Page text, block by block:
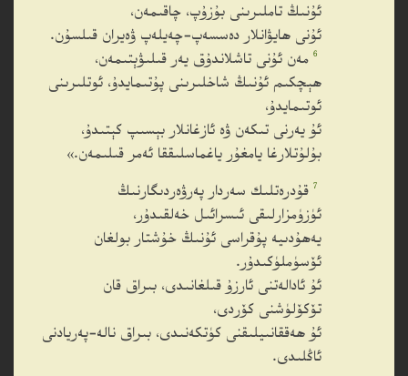
ئۇنىڭ تاملىرىنى بۇزۇپ، چاقىمەن،
ئۇنى ھايۋانلار دەسسەپ-چەيلەپ ۋەيران قىلسۇن.
6 مەن ئۇنى تاشلاندۇق يەر قىلىۋېتىمەن،
ھېچكىم ئۇنىڭ شاخلىرىنى پۇتىمايدۇ، ئوتلىرىنى
ئوتىمايدۇ،
ئۇ يەرنى تىكەن ۋە ئازغانلار بېسىپ كېتىدۇ،
بۇلۇتلارغا يامغۇر ياغماسلىققا ئەمر قىلىمەن.»
7 قۇدرەتلىك سەردار پەرۋەردىگارنىڭ
ئۈزۈمزارلىقى ئىسرائىل خەلقىدۇر،
يەھۇدىيە پۇقراسى ئۇنىڭ خۇشتار بولغان
ئۆسۈملۈكىدۇر.
ئۇ ئادالەتنى ئارزۇ قىلغانىدى، بىراق قان
تۆكۆلۈشنى كۆردى،
ئۇ ھەققانىيلىقنى كۈتكەنىدى، بىراق نالە-پەريادنى
ئاڭلىدى.